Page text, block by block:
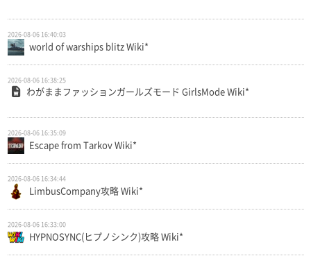
2026-08-06 16:40:03
world of warships blitz Wiki*
2026-08-06 16:38:25
わがままファッションガールズモード GirlsMode Wiki*
2026-08-06 16:35:09
Escape from Tarkov Wiki*
2026-08-06 16:34:44
LimbusCompany攻略 Wiki*
2026-08-06 16:33:00
HYPNOSYNC(ヒプノシンク)攻略 Wiki*